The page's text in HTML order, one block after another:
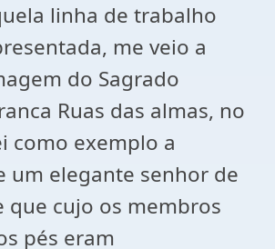
linha de trabalho
me veio a
do Sagrado
Ruas das almas, no
como exemplo a
um elegante senhor de
que cujo os membros
pés eram